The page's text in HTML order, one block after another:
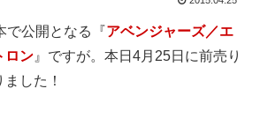
で公開となる『アベンジャーズ／エ
ロン 』ですが。本日4月25日に前売り
した！